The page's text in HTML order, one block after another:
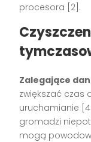
procesora [2].
Zalegające
zwiększać czas
uruchamianie
gromadzi
mogą